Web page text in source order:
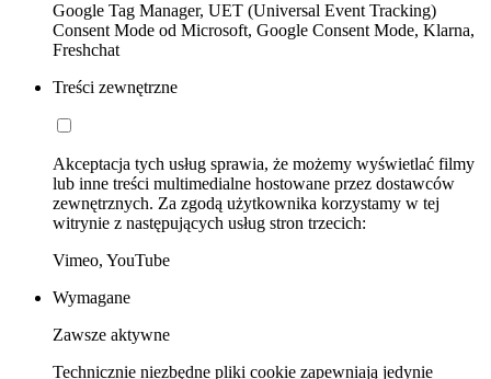
Google Tag Manager, UET (Universal Event Tracking)
Consent Mode od Microsoft, Google Consent Mode, Klarna,
Freshchat
Treści zewnętrzne
Akceptacja tych usług sprawia, że możemy wyświetlać filmy
lub inne treści multimedialne hostowane przez dostawców
zewnętrznych. Za zgodą użytkownika korzystamy w tej
witrynie z następujących usług stron trzecich:
Vimeo, YouTube
Wymagane
Zawsze aktywne
Technicznie niezbędne pliki cookie zapewniają jedynie